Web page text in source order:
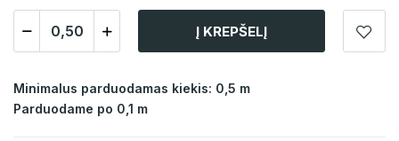
Į KREPŠELĮ
Minimalus parduodamas kiekis: 0,5 m
Parduodame po 0,1 m